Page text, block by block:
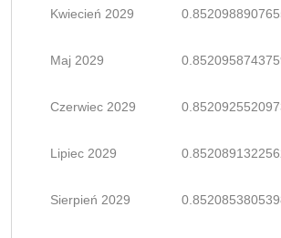
Kwiecień 2029
Maj 2029
Czerwiec 2029
Lipiec 2029
Sierpień 2029